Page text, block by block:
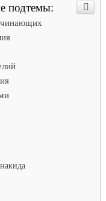
подтемы: